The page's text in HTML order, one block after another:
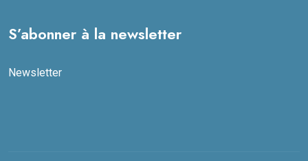
S’abonner à la newsletter
Newsletter